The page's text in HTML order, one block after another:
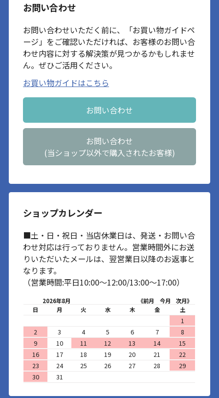
お問い合わせ
お問い合わせいただく前に、「お買い物ガイドペ
ージ」をご確認いただければ、お客様のお問い合
わせ内容に対する解決策が見つかるかもしれませ
ん。ぜひご活用ください。
お買い物ガイドはこちら
お問い合わせ
お問い合わせ
(当ショップ以外で購入されたお客様)
ショップカレンダー
■土・日・祝日・当店休業日は、発送・お問い合
わせ対応は行っておりません。営業時間外にお送
りいただいたメールは、翌営業日以降のお返事と
なります。
（営業時間:平日10:00～12:00/13:00～17:00）
2026年8月 《前月 今月
次月》
日
月 火 水 木 金 土
1
2
3 4 5 6 7
8
9
10 11 12 13 14
15
16
17 18 19 20 21
22
23
24 25 26 27 28
29
30
31